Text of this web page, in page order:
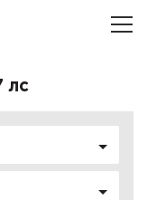
лс